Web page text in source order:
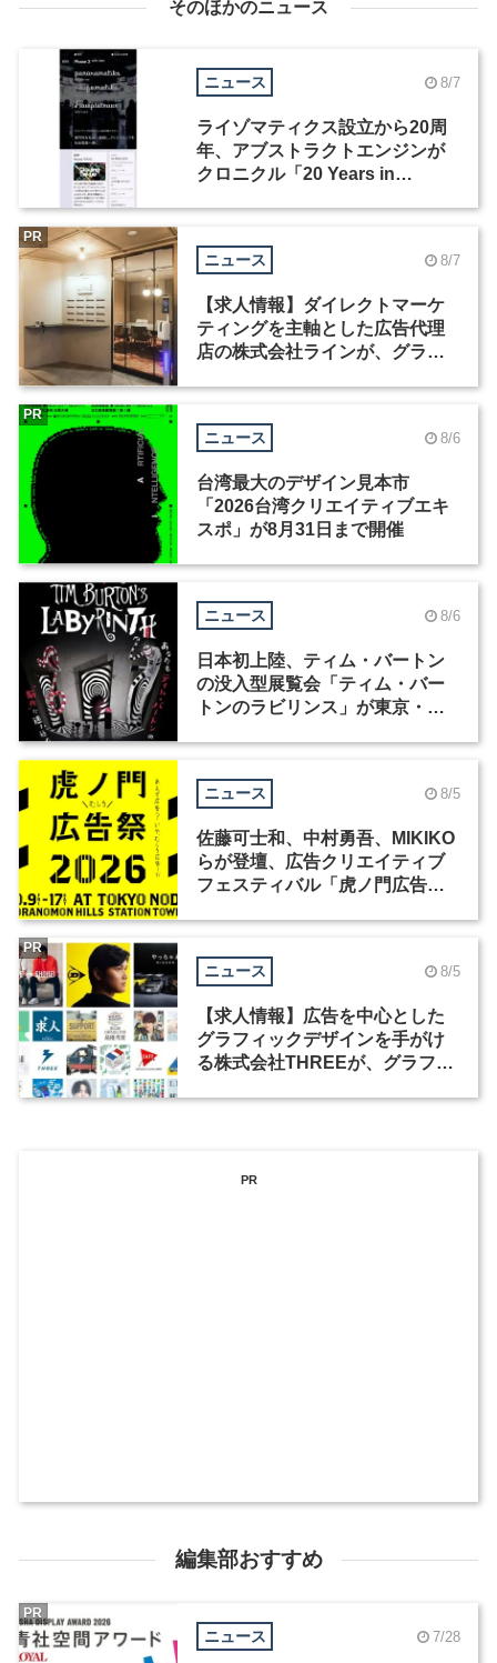
そのほかのニュース
ニュース 8/7
ライゾマティクス設立から20周
年、アブストラクトエンジンが
クロニクル「20 Years in
ニュース 8/7
【求人情報】ダイレクトマーケ
ティングを主軸とした広告代理
店の株式会社ラインが、グラフ
PR
ニュース 8/6
台湾最大のデザイン見本市
「2026台湾クリエイティブエキ
スポ」が8月31日まで開催
PR
ニュース 8/6
日本初上陸、ティム・バートン
の没入型展覧会「ティム・バー
トンのラビリンス」が東京・豊
ニュース 8/5
佐藤可士和、中村勇吾、MIKIKO
らが登壇、広告クリエイティブ
フェスティバル「虎ノ門広告
ニュース 8/5
【求人情報】広告を中心とした
グラフィックデザインを手がけ
る株式会社THREEが、グラフィ
PR
PR
編集部おすすめ
ニュース 7/28
PR